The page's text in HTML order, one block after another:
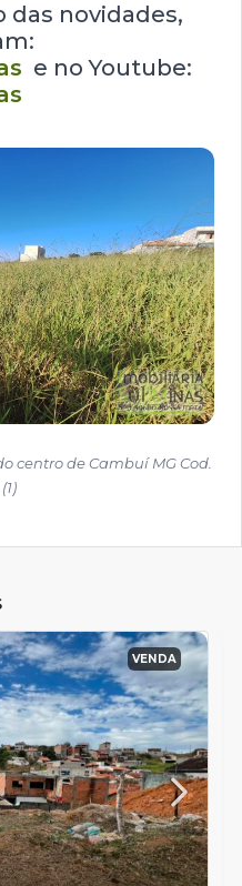
das novidades,
e no Youtube:
centro de Cambuí MG Cod.
VENDA